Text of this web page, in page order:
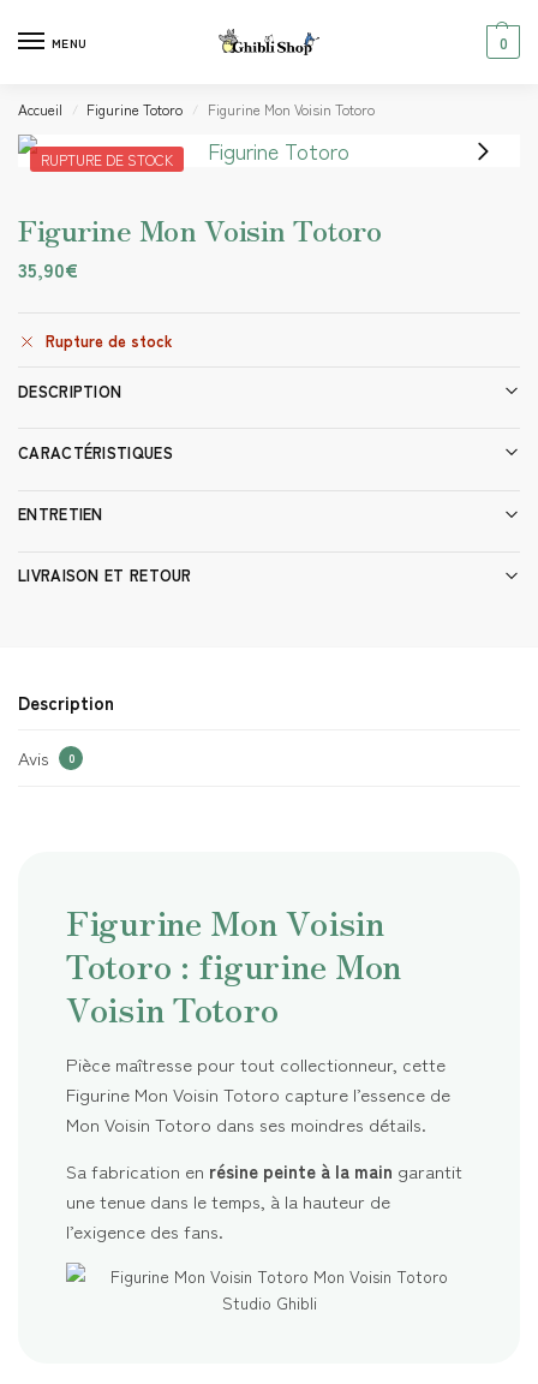
MENU 0
Accueil / Figurine Totoro / Figurine Mon Voisin Totoro
RUPTURE DE STOCK
Figurine Mon Voisin Totoro
35,90€
Rupture de stock
DESCRIPTION
CARACTÉRISTIQUES
ENTRETIEN
LIVRAISON ET RETOUR
Description
Avis 0
Figurine Mon Voisin
Totoro : figurine Mon
Voisin Totoro
Pièce maîtresse pour tout collectionneur, cette
Figurine Mon Voisin Totoro capture l’essence de
Mon Voisin Totoro dans ses moindres détails.
Sa fabrication en résine peinte à la main garantit
une tenue dans le temps, à la hauteur de
l’exigence des fans.